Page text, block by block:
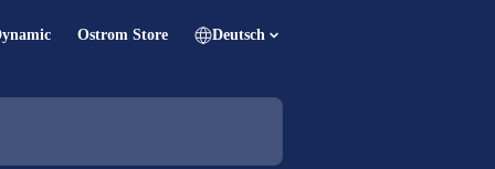
Ostrom Store Deutsch